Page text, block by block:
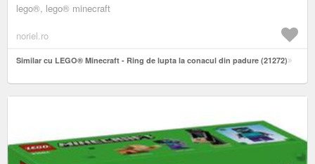
lego®, lego® minecraft
noriel.ro
Similar cu LEGO® Minecraft - Ring de lupta la conacul din padure (21272)